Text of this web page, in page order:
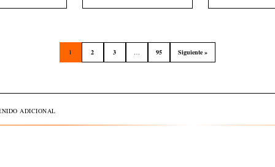
1 2 3 … 95 Siguiente »
ADICIONAL